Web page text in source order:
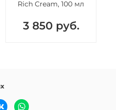
Rich Cream, 100 мл
3 850 руб.